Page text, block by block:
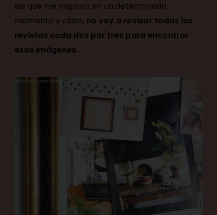
las que me inspiran en un determinado
momento y claro, no voy a revisar todas las
revistas cada dos por tres para encontrar
esas imágenes.